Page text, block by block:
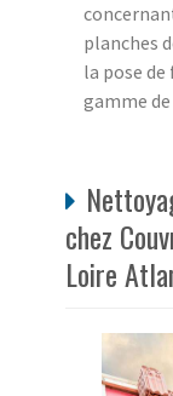
planches
la pose
gamme
chez
Loire